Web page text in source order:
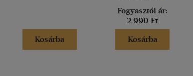
Kosárba
Fogyasztói ár:
2 990 Ft
Kosárba